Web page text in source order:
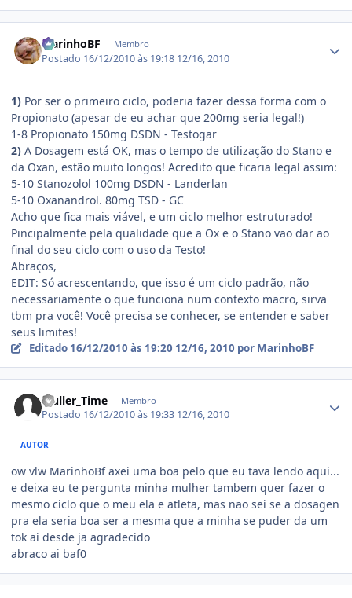
MarinhoBF Membro
Postado 16/12/2010 às 19:18 12/16, 2010
1) Por ser o primeiro ciclo, poderia fazer dessa forma com o
Propionato (apesar de eu achar que 200mg seria legal!)
1-8 Propionato 150mg DSDN - Testogar
2) A Dosagem está OK, mas o tempo de utilização do Stano e
da Oxan, estão muito longos! Acredito que ficaria legal assim:
5-10 Stanozolol 100mg DSDN - Landerlan
5-10 Oxanandrol. 80mg TSD - GC
Acho que fica mais viável, e um ciclo melhor estruturado!
Pincipalmente pela qualidade que a Ox e o Stano vao dar ao
final do seu ciclo com o uso da Testo!
Abraços,
EDIT: Só acrescentando, que isso é um ciclo padrão, não
necessariamente o que funciona num contexto macro, sirva
tbm pra você! Você precisa se conhecer, se entender e saber
seus limites!
Editado 16/12/2010 às 19:20 12/16, 2010 por MarinhoBF
Muller_Time Membro
Postado 16/12/2010 às 19:33 12/16, 2010
AUTOR
ow vlw MarinhoBf axei uma boa pelo que eu tava lendo aqui...
e deixa eu te pergunta minha mulher tambem quer fazer o
mesmo ciclo que o meu ela e atleta, mas nao sei se a dosagen
pra ela seria boa ser a mesma que a minha se puder da um
tok ai desde ja agradecido
abraco ai baf0